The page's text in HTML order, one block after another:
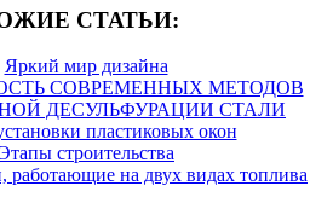
СТАТЬИ:
Яркий мир дизайна
СОВРЕМЕННЫХ МЕТОДОВ
ДЕСУЛЬФУРАЦИИ СТАЛИ
пластиковых окон
строительства
работающие на двух видах топлива